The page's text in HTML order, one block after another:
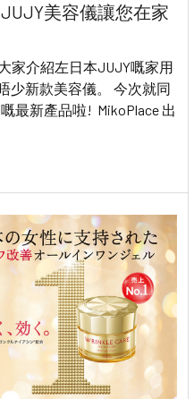
美容儀讓您在家
家介紹左日本JUJY嘅家用
少新款美容儀。 今次就同
最新產品啦! MikoPlace 出